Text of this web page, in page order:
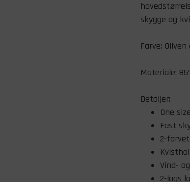
skygge og
Farve:
Materiale:
Detaljer:
One
Fast
2-
Vind-
2-lags